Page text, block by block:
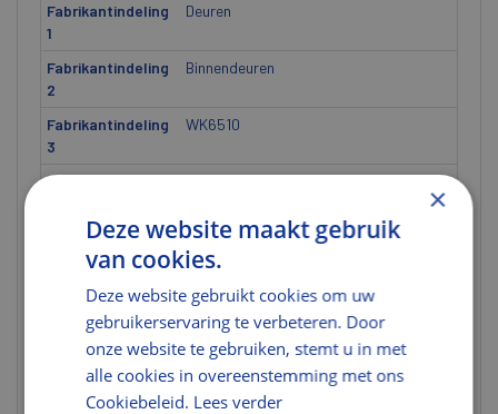
Fabrikantindeling
1
Deuren
Fabrikantindeling
2
Binnendeuren
Fabrikantindeling
3
WK6510
Model
MODERN
Afmetingen
Hoogte (mm)
38
Afmeting
D= 38 mm
Dikte [ETIM]
U heeft niet de juiste rechten
voor dit gegeven.
×
Deze website maakt gebruik
van cookies.
Deze website gebruikt cookies om uw
gebruikerservaring te verbeteren. Door
onze website te gebruiken, stemt u in met
alle cookies in overeenstemming met ons
Cookiebeleid. Lees verder